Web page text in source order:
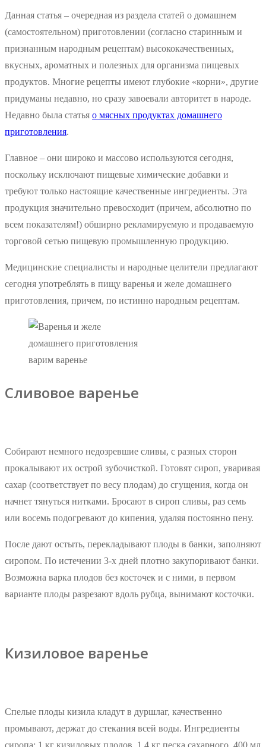
Данная статья – очередная из раздела статей о домашнем
(самостоятельном) приготовлении (согласно старинным и
признанным народным рецептам) высококачественных,
вкусных, ароматных и полезных для организма пищевых
продуктов. Многие рецепты имеют глубокие «корни», другие
придуманы недавно, но сразу завоевали авторитет в народе.
Недавно была статья о мясных продуктах домашнего
приготовления.
Главное – они широко и массово используются сегодня,
поскольку исключают пищевые химические добавки и
требуют только настоящие качественные ингредиенты. Эта
продукция значительно превосходит (причем, абсолютно по
всем показателям!) обширно рекламируемую и продаваемую
торговой сетью пищевую промышленную продукцию.
Медицинские специалисты и народные целители предлагают
сегодня употреблять в пищу варенья и желе домашнего
приготовления, причем, по истинно народным рецептам.
варим варенье
Сливовое варенье
Собирают немного недозревшие сливы, с разных сторон
прокалывают их острой зубочисткой. Готовят сироп, уваривая
сахар (соответствует по весу плодам) до сгущения, когда он
начнет тянуться нитками. Бросают в сироп сливы, раз семь
или восемь подогревают до кипения, удаляя постоянно пену.
После дают остыть, перекладывают плоды в банки, заполняют
сиропом. По истечении 3-х дней плотно закупоривают банки.
Возможна варка плодов без косточек и с ними, в первом
варианте плоды разрезают вдоль рубца, вынимают косточки.
Кизиловое варенье
Спелые плоды кизила кладут в дуршлаг, качественно
промывают, держат до стекания всей воды. Ингредиенты
сиропа: 1 кг кизиловых плодов, 1,4 кг песка сахарного, 400 мл